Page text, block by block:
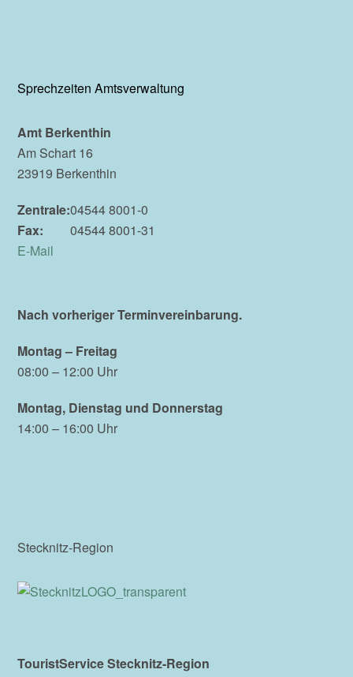
Sprechzeiten Amtsverwaltung
Amt Berkenthin
Am Schart 16
23919 Berkenthin
Zentrale:04544 8001-0
Fax:
04544 8001-31
E-Mail
Nach vorheriger Terminvereinbarung.
Montag – Freitag
08:00 – 12:00 Uhr
Montag, Dienstag und Donnerstag
14:00 – 16:00 Uhr
Stecknitz-Region
TouristService Stecknitz-Region